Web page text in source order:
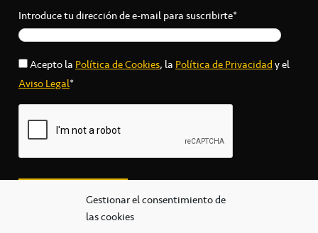
Gestionar el consentimiento de
las cookies
Introduce tu dirección de e-mail para suscribirte*
Acepto laPolítica de Cookies, laPolítica de Privacidady el
Aviso Legal*